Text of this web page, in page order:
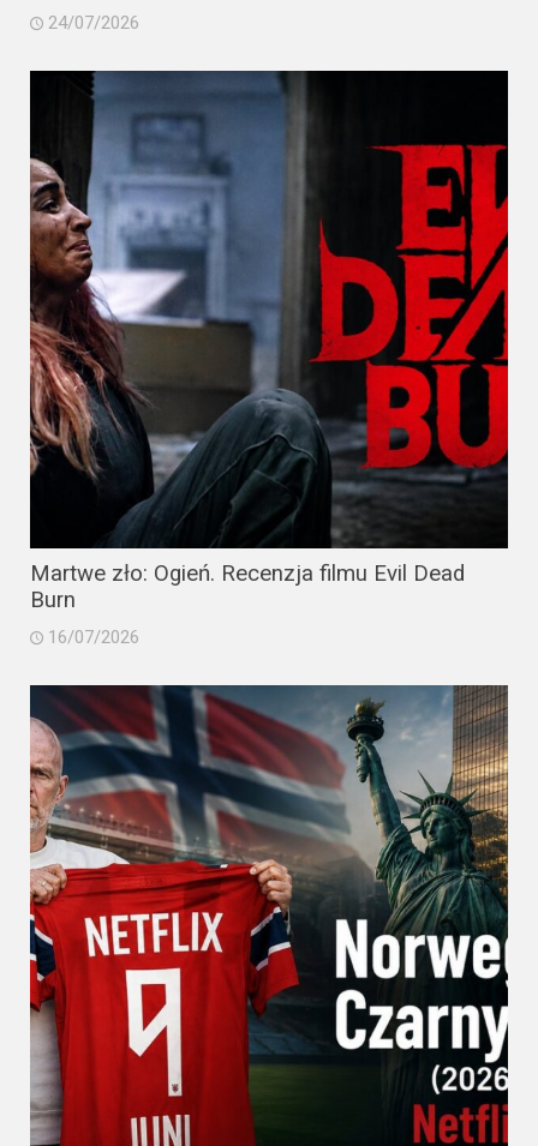
24/07/2026
Martwe zło: Ogień. Recenzja filmu Evil Dead
Burn
16/07/2026